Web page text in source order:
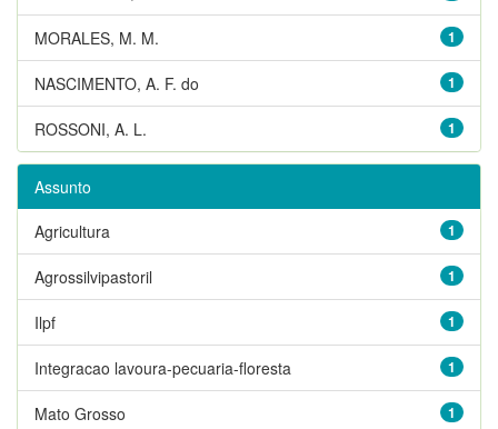
1
MORALES, M. M.
1
NASCIMENTO, A. F. do
1
ROSSONI, A. L.
Assunto
1
Agricultura
1
Agrossilvipastoril
1
Ilpf
1
Integracao lavoura-pecuaria-floresta
1
Mato Grosso